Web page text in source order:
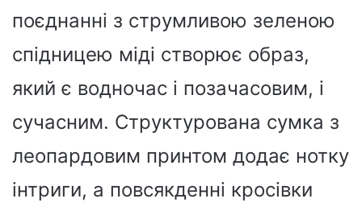
поєднанні з струмливою зеленою
спідницею міді створює образ,
який є водночас і позачасовим, і
сучасним. Структурована сумка з
леопардовим принтом додає нотку
інтриги, а повсякденні кросівки